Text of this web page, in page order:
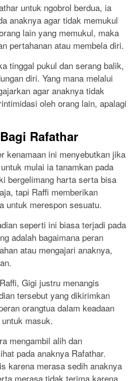
untuk ngobrol berdua, ia
anaknya agar tidak memukul
lain yang memukul, maka
pertahanan atau membela diri.
tinggal pukul dan serang balik,
diri. Yang mana melalui
agar anaknya tidak
oleh orang lain, apalagi
Rafathar
kenamaan ini menyebutkan jika
mulai ia tanamkan pada
bergelimang harta serta bisa
tapi Raffi memberikan
untuk merespon sesuatu.
seperti ini biasa terjadi pada
adalah bagaimana peran
atau mengajari anaknya,
Gigi justru menangis
tersebut yang dikirimkan
orangtua dalam keadaan
masuk.
mengambil alih dan
pada anaknya Rafathar.
karena merasa sedih anaknya
merasa tidak terima karena